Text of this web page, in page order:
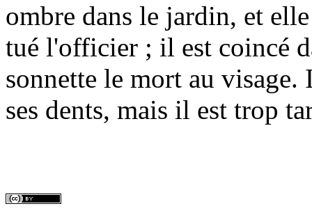
ombre dans le jardin, et
tué l'officier ; il est coincé
sonnette le mort au visage.
ses dents, mais il est trop